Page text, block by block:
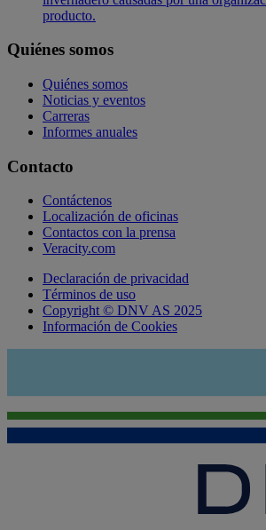
producto.
Quiénes somos
Quiénes somos
Noticias y eventos
Carreras
Informes anuales
Contacto
Contáctenos
Localización de oficinas
Contactos con la prensa
Veracity.com
Declaración de privacidad
Términos de uso
Copyright © DNV AS 2025
Información de Cookies